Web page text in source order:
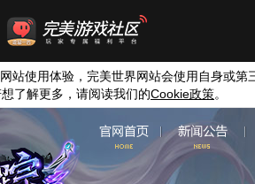
站使用体验，完美世界网站会使用自身或第
想了解更多，请阅读我们的Cookie政策。